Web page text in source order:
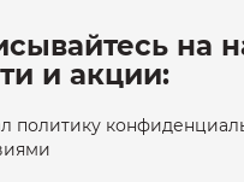
на
и акции:
политику